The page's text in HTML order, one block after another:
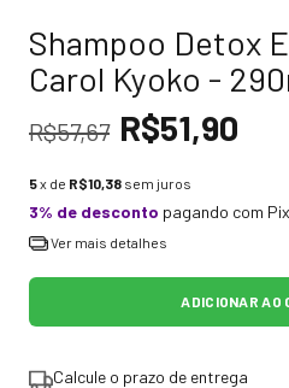
Shampoo Detox
Carol Kyoko -
R$57,67 R$51,90
5x de R$10,38 sem juros
3% de desconto pagando com Pix
Ver mais detalhes
Calcule o prazo de entrega